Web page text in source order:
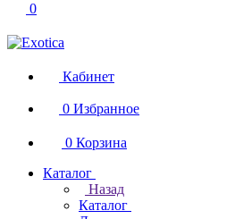
0
Кабинет
0 Избранное
0 Корзина
Каталог
Назад
Каталог